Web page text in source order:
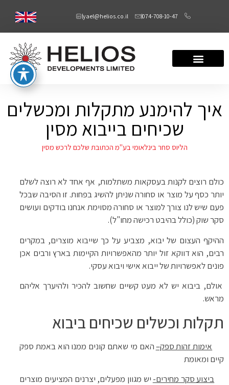
074-708-10-47
yael@helios.co.il
איך להימנע מתקלות ומכשלים
שכיחים בייבוא מסין
הליוס סחר בינלאומי בע"מ הכתובת שלכם לרכש מסין
כולם רוצים לקנות בעסקאות משתלמות, אף אחד לא רוצה לשלם
יותר כסף על מוצר או סחורה שניתן להשיג בפחות. זו הסיבה שבכל
פעם שיש לנו צורך למוצר או סחורה מסוימת אנחנו בודקים ועושים
סקר שוק (כולל בהיבט רכישה מחו"ל).
ההיקף העצום של יבוא, מצביע על כך שייבוא מוצרים, במקרים
רבים, הוא דווקא זול יותר מהאפשרויות הקיימות בארץ ורבים אכן
פונים לאפשרויות של ייבוא אישי ויבוא עסקי.
אולם, ביבוא יש לא מעט קשיים שחשוב להכיר ולהיערך אליהם
מראש.
תקלות וכשלים שכיחים ביבוא
אימות זהות ספק–האם מי שאתם קונים ממנו הוא באמת ספק
קיים ומאומת
ביצוע סקר מחירים- יש מגוון מפעלים, יצרנים המציעים מוצרים